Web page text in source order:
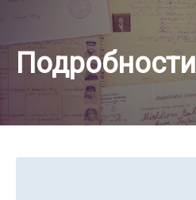
Подробности